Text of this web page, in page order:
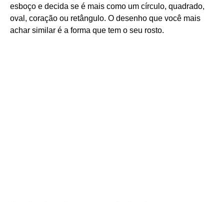
esboço e decida se é mais como um círculo, quadrado,
oval, coração ou retângulo. O desenho que você mais
achar similar é a forma que tem o seu rosto.